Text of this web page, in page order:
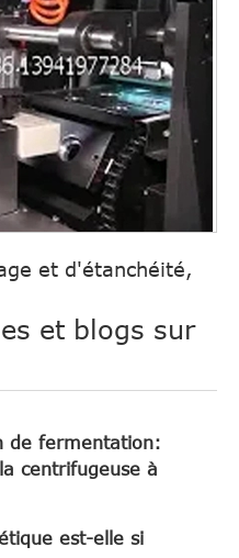
et d'étanchéité,
et blogs sur
de fermentation:
centrifugeuse à
est-elle si